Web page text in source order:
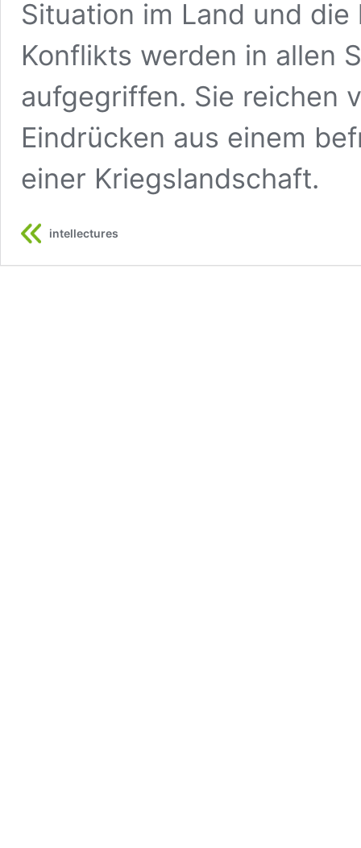
Situation im Land und
Konflikts werden in allen
aufgegriffen. Sie reichen
Eindrücken aus einem
einer Kriegslandschaft.
intellectures